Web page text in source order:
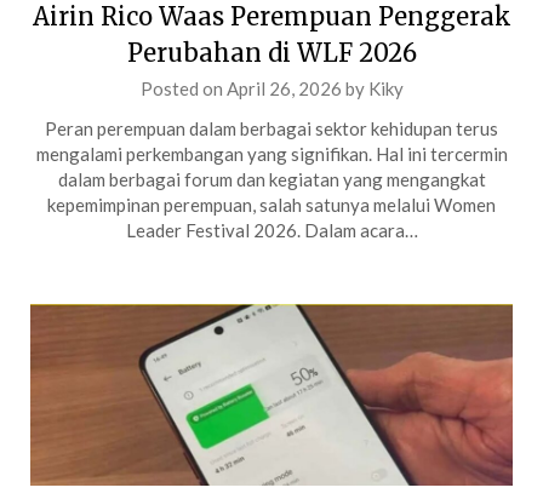
Airin Rico Waas Perempuan Penggerak
Perubahan di WLF 2026
Posted on April 26, 2026 by Kiky
Peran perempuan dalam berbagai sektor kehidupan terus
mengalami perkembangan yang signifikan. Hal ini tercermin
dalam berbagai forum dan kegiatan yang mengangkat
kepemimpinan perempuan, salah satunya melalui Women
Leader Festival 2026. Dalam acara…